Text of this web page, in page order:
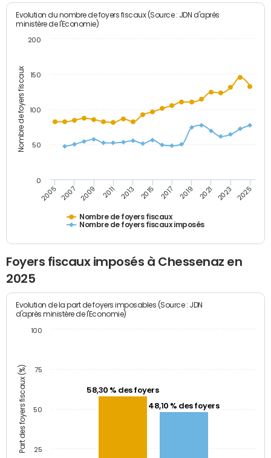
Nombre de foyers fiscaux
Evolution du nombre de foyers fiscaux (Source : JDN d'après
ministère de l'Economie)
Nombre de foyers fiscaux
Nombre de foyers fiscaux imposés
2005 2007 2009 2011 2013 2015 2017 2019 2021 2023 2025
0
50
100
150
200
Foyers fiscaux imposés à Chessenaz en
2025
Part des foyers fiscaux (%)
Evolution de la part de foyers imposables (Source : JDN
d'après ministère de l'Economie)
58,30 % des foyers
48,10 % des foyers
25
50
75
100